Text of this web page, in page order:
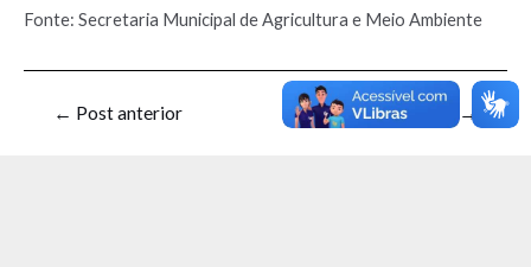
Fonte: Secretaria Municipal de Agricultura e Meio Ambiente
← Post anterior Post seguinte →